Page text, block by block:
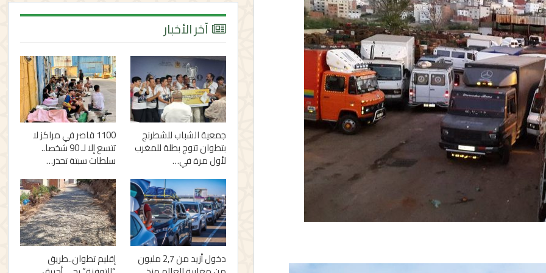
آخر الأخبار
جمعية الشباب للشطرنج
بتطوان تتوج بطلة للمغرب
لأول مرة في…
1100 قاصر في مراكز لا
تتسع إلا لـ 90 شخصا..
سلطات سبتة تحذر…
دخول أزيد من 2,7 مليون إقليم تطوان..طريق